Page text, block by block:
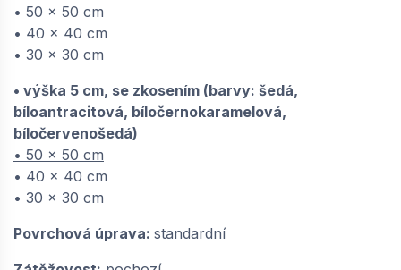
• 50 x 50 cm
• 40 x 40 cm
• 30 x 30 cm
• výška 5 cm, se zkosením (barvy: šedá,
bíloantracitová, bíločernokaramelová,
bíločervenošedá)
• 50 x 50 cm
• 40 x 40 cm
• 30 x 30 cm
Povrchová úprava: standardní